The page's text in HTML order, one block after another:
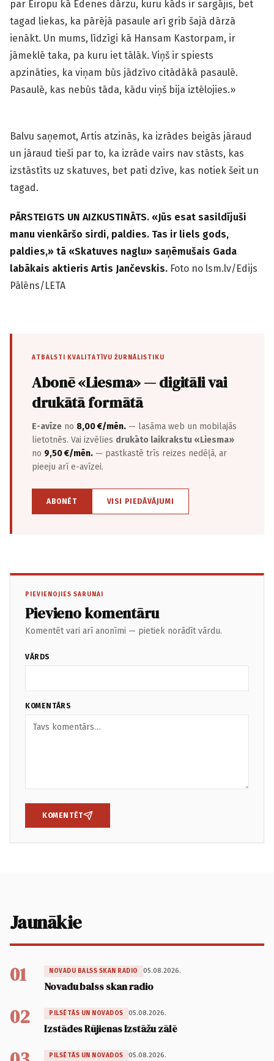
par Eiropu kā Ēdenes dārzu, kuru kāds ir sargājis, bet
tagad liekas, ka pārējā pasaule arī grib šajā dārzā
ienākt. Un mums, līdzīgi kā Hansam Kastorpam, ir
jāmeklē taka, pa kuru iet tālāk. Viņš ir spiests
apzināties, ka viņam būs jādzīvo citādākā pasaulē.
Pasaulē, kas nebūs tāda, kādu viņš bija iztēlojies.»
Balvu saņemot, Artis atzinās, ka izrādes beigās jāraud
un jāraud tieši par to, ka izrāde vairs nav stāsts, kas
izstāstīts uz skatuves, bet pati dzīve, kas notiek šeit un
tagad.
PĀRSTEIGTS UN AIZKUSTINĀTS. «Jūs esat sasildījuši
manu vienkāršo sirdi, paldies. Tas ir liels gods,
paldies,» tā «Skatuves naglu» saņēmušais Gada
labākais aktieris Artis Jančevskis. Foto no lsm.lv/Edijs
Pālēns/LETA
ATBALSTI KVALITATĪVU ŽURNĀLISTIKU
Abonē «Liesma» — digitāli vai
drukātā formātā
E-avīze no 8,00 €/mēn. — lasāma web un mobilajās
lietotnēs. Vai izvēlies drukāto laikrakstu «Liesma»
no 9,50 €/mēn. — pastkastē trīs reizes nedēļā, ar
pieeju arī e-avīzei.
ABONĒT VISI PIEDĀVĀJUMI
PIEVIENOJIES SARUNAI
Pievieno komentāru
Komentēt vari arī anonīmi — pietiek norādīt vārdu.
VĀRDS
KOMENTĀRS
KOMENTĒT
Jaunākie
01 NOVADU BALSS SKAN RADIO 05.08.2026.
Novadu balss skan radio
02 PILSĒTĀS UN NOVADOS 05.08.2026.
Izstādes Rūjienas Izstāžu zālē
PILSĒTĀS UN NOVADOS 05.08.2026.